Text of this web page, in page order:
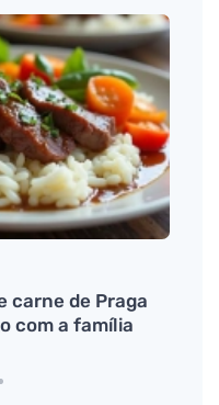
carne de Praga
com a família